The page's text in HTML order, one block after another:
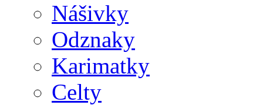
Nášivky
Odznaky
Karimatky
Celty